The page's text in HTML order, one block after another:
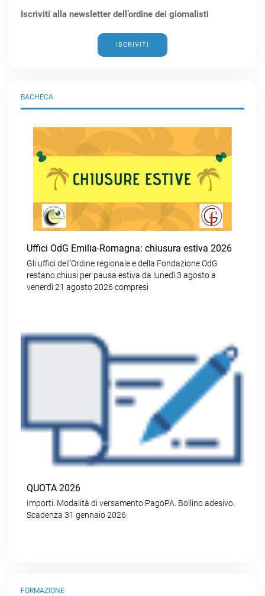
BACHECA
Uffici OdG Emilia-Romagna: chiusura estiva 2026
Gli uffici dell’Ordine regionale e della Fondazione OdG
restano chiusi per pausa estiva da lunedì 3 agosto a
venerdì 21 agosto 2026 compresi
QUOTA 2026
Importi. Modalità di versamento PagoPA. Bollino adesivo.
Scadenza 31 gennaio 2026
Iscriviti alla newsletter dell’ordine dei giornalisti
ISCRIVITI
FORMAZIONE